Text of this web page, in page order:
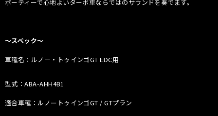
ポーティーで心地よいターボ車ならではのサウンドを奏でます。
〜スペック〜
車種名：ルノー・トゥインゴGT EDC用
型式：ABA-AHH4B1
適合車種：ルノートゥインゴGT / GTプラン